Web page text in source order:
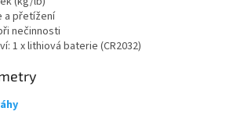
a přetížení
nečinnosti
1 x lithiová baterie (CR2032)